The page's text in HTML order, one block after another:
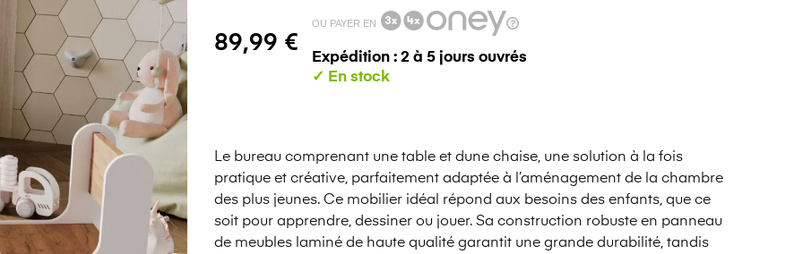
89,99 €
OU PAYER EN
Expédition : 2 à 5 jours ouvrés
Le bureau comprenant une table et dune chaise, une solution à la fois
pratique et créative, parfaitement adaptée à l’aménagement de la chambre
des plus jeunes. Ce mobilier idéal répond aux besoins des enfants, que ce
soit pour apprendre, dessiner ou jouer. Sa construction robuste en panneau
de meubles laminé de haute qualité garantit une grande durabilité, tandis